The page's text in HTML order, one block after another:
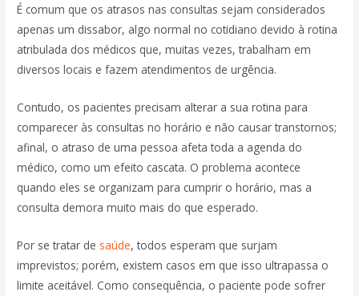
É comum que os atrasos nas consultas sejam considerados
apenas um dissabor, algo normal no cotidiano devido à rotina
atribulada dos médicos que, muitas vezes, trabalham em
diversos locais e fazem atendimentos de urgência.
Contudo, os pacientes precisam alterar a sua rotina para
comparecer às consultas no horário e não causar transtornos;
afinal, o atraso de uma pessoa afeta toda a agenda do
médico, como um efeito cascata. O problema acontece
quando eles se organizam para cumprir o horário, mas a
consulta demora muito mais do que esperado.
Por se tratar de saúde, todos esperam que surjam
imprevistos; porém, existem casos em que isso ultrapassa o
limite aceitável. Como consequência, o paciente pode sofrer